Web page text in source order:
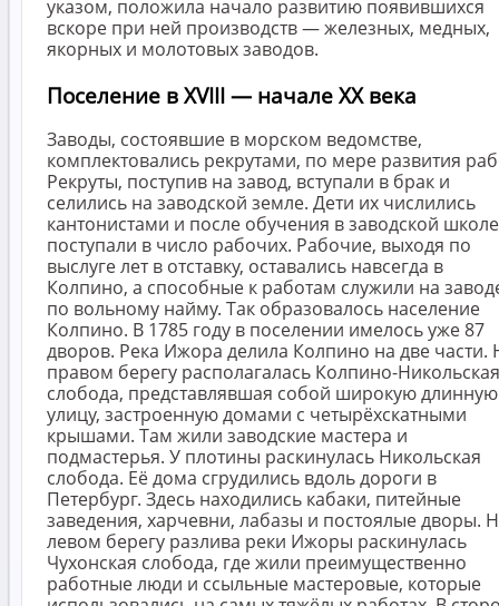
указом, положила начало развитию появившихся
вскоре при ней производств — железных, медных,
якорных и молотовых заводов.
Поселение в XVIII — начале XX века
Заводы, состоявшие в морском ведомстве,
комплектовались рекрутами, по мере развития
Рекруты, поступив на завод, вступали в брак и
селились на заводской земле. Дети их числились
кантонистами и после обучения в заводской школе
поступали в число рабочих. Рабочие, выходя по
выслуге лет в отставку, оставались навсегда в
Колпино, а способные к работам служили на
по вольному найму. Так образовалось население
Колпино. В 1785 году в поселении имелось уже 87
дворов. Река Ижора делила Колпино на две части.
правом берегу располагалась Колпино-Никольская
слобода, представлявшая собой широкую длинную
улицу, застроенную домами с четырёхскатными
крышами. Там жили заводские мастера и
подмастерья. У плотины раскинулась Никольская
слобода. Её дома сгрудились вдоль дороги в
Петербург. Здесь находились кабаки, питейные
заведения, харчевни, лабазы и постоялые дворы.
левом берегу разлива реки Ижоры раскинулась
Чухонская слобода, где жили преимущественно
работные люди и ссыльные мастеровые, которые